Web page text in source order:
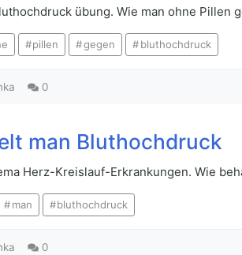
übung. Wie man ohne Pillen
pillen gegen bluthochdruck
0
man Bluthochdruck
Herz-Kreislauf-Erkrankungen. Wie
man bluthochdruck
0